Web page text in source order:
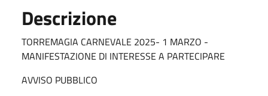
Descrizione
TORREMAGIA CARNEVALE 2025- 1 MARZO -
MANIFESTAZIONE DI INTERESSE A PARTECIPARE
AVVISO PUBBLICO